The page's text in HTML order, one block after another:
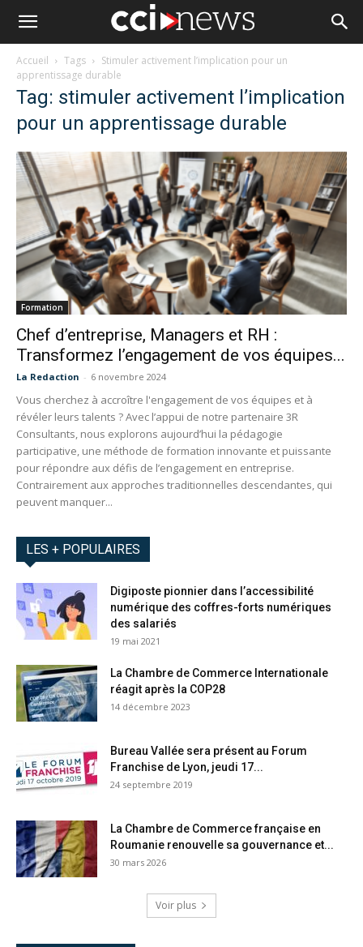
Accueil Tags
Stimuler activement l’implication pour un
apprentissage durable
Tag: stimuler activement l’implication
pour un apprentissage durable
Formation
Chef d’entreprise, Managers et RH :
Transformez l’engagement de vos équipes...
La Redaction - 6 novembre 2024
Vous cherchez à accroître l'engagement de vos équipes et à
révéler leurs talents ? Avec l’appui de notre partenaire 3R
Consultants, nous explorons aujourd’hui la pédagogie
participative, une méthode de formation innovante et puissante
pour répondre aux défis de l’engagement en entreprise.
Contrairement aux approches traditionnelles descendantes, qui
peuvent manquer...
LES + POPULAIRES
Digiposte pionnier dans l’accessibilité
numérique des coffres-forts numériques
des salariés
19 mai 2021
La Chambre de Commerce Internationale
réagit après la COP28
14 décembre 2023
Bureau Vallée sera présent au Forum
Franchise de Lyon, jeudi 17...
24 septembre 2019
La Chambre de Commerce française en
Roumanie renouvelle sa gouvernance et...
30 mars 2026
Voir plus